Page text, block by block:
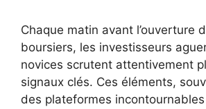
Chaque matin avant l’ouverture
boursiers, les investisseurs
novices scrutent attentivement
signaux clés. Ces éléments,
des plateformes